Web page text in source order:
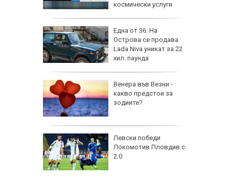
космически услуги
Една от 36: На
Острова се продава
Lada Niva уникат за 22
хил. паунда
Венера във Везни -
какво предстои за
зодиите?
Левски победи
Локомотив Пловдив с
2:0